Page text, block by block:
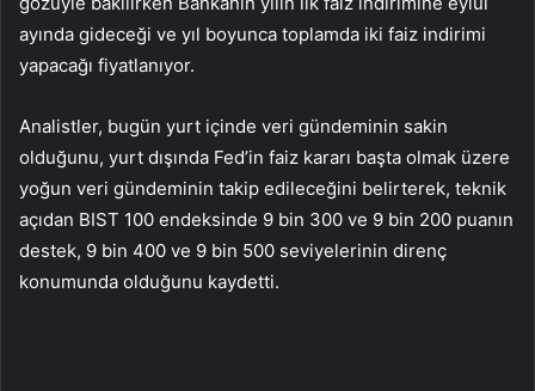
ayında gideceği ve yıl boyunca toplamda iki faiz indirimi
yapacağı fiyatlanıyor.
Analistler, bugün yurt içinde veri gündeminin sakin
olduğunu, yurt dışında Fed’in faiz kararı başta olmak üzere
yoğun veri gündeminin takip edileceğini belirterek, teknik
açıdan BIST 100 endeksinde 9 bin 300 ve 9 bin 200 puanın
destek, 9 bin 400 ve 9 bin 500 seviyelerinin direnç
konumunda olduğunu kaydetti.